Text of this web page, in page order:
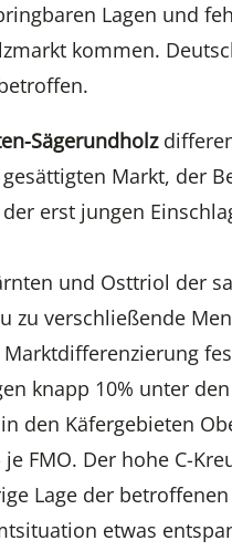
Lagen und
kommen.
Sägerundholz
Markt, der
erst jungen
und Osttriol der
zu verschließende
knapp 10% unter
den Käfergebieten
FMO. Der hohe C-
Lage der
etwas